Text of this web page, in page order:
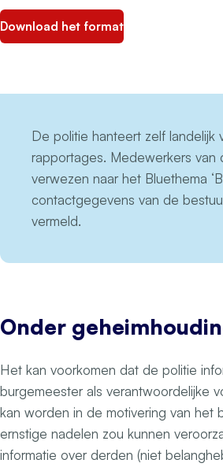
Download het format
De politie hanteert zelf landelijk
rapportages. Medewerkers
verwezen naar het Bluethema
contactgegevens van de
vermeld.
Onder
Het kan voorkomen dat de politie
burgemeester als verantwoordelijke
kan worden in de motivering van het
ernstige nadelen zou kunnen
informatie over derden (niet